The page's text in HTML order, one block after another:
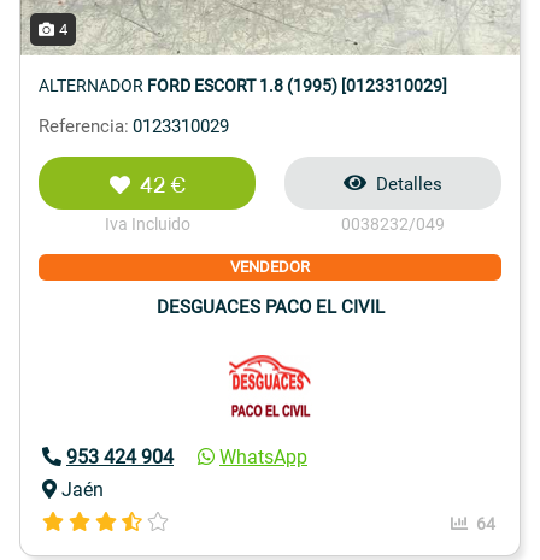
4
ALTERNADOR FORD ESCORT 1.8 (1995) [0123310029]
Referencia: 0123310029
42 €
Iva Incluido
Detalles
0038232/049
VENDEDOR
DESGUACES PACO EL CIVIL
953 424 904
WhatsApp
Jaén
64